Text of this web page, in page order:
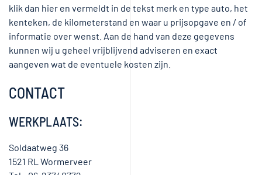
klik dan hier en vermeldt in de tekst merk en type auto, het
kenteken, de kilometerstand en waar u prijsopgave en / of
informatie over wenst. Aan de hand van deze gegevens
kunnen wij u geheel vrijblijvend adviseren en exact
aangeven wat de eventuele kosten zijn.
CONTACT
WERKPLAATS:
Soldaatweg 36
1521 RL Wormerveer